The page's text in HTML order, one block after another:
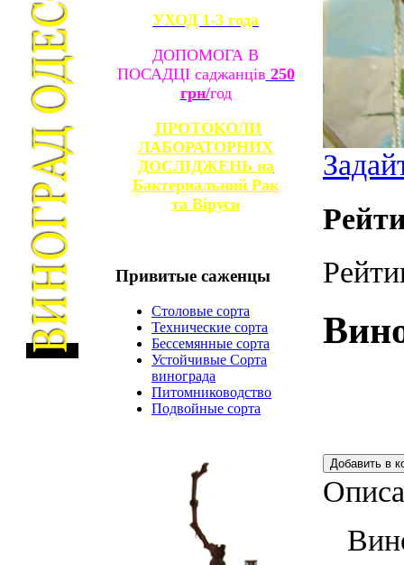
УХОД 1-3 года
ДОПОМОГА В
ПОСАДЦІ саджанців 250
грн/год
ПРОТОКОЛИ
ЛАБОРАТОРНИХ
ДОСЛІДЖЕНЬ на
Бактериальний Рак
та Віруси
Привитые саженцы
Столовые сорта
Технические сорта
Бессемянные сорта
Устойчивые Сорта
винограда
Питомниководство
Подвойные сорта